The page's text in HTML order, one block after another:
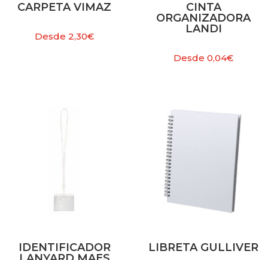
CARPETA VIMAZ
Desde 2,30€
CINTA
ORGANIZADORA
LANDI
Desde 0,04€
IDENTIFICADOR
LIBRETA GULLIVER